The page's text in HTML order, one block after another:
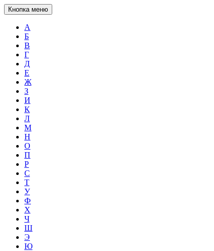
Кнопка меню
А
Б
В
Г
Д
Е
Ж
З
И
К
Л
М
Н
О
П
Р
С
Т
У
Ф
Х
Ч
Ш
Э
Ю